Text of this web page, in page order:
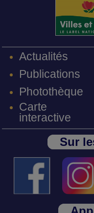
Actualités
Publications
Photothèque
Carte
interactive
Sur